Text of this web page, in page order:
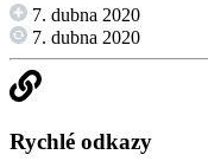
7. dubna 2020
7. dubna 2020
Rychlé odkazy